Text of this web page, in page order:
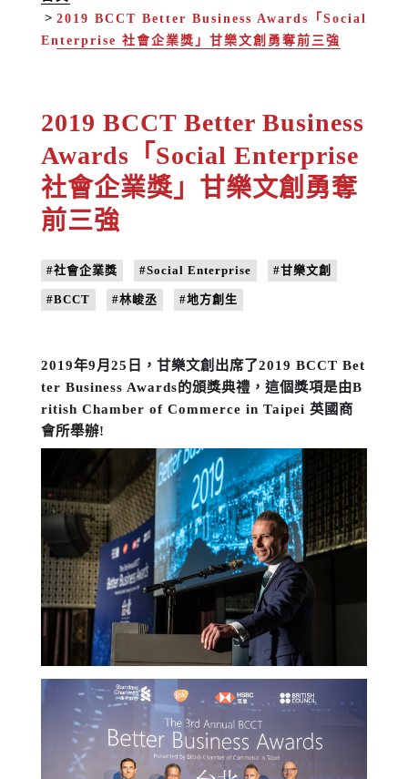
2019 BCCT Better Business Awards「Social
Enterprise 社會企業獎」甘樂文創勇奪前三強
2019 BCCT Better Business
Awards「Social Enterprise
社會企業獎」甘樂文創勇奪
前三強
#社會企業獎 #Social Enterprise #甘樂文創
#BCCT #林峻丞 #地方創生
2019年9月25日，甘樂文創出席了2019 BCCT Bet
ter Business Awards的頒獎典禮，這個獎項是由B
ritish Chamber of Commerce in Taipei 英國商
會所舉辦!